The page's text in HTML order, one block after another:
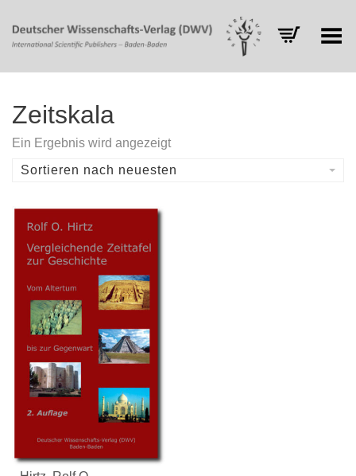
Toggle Menu
Zeitskala
Ein Ergebnis wird angezeigt
Sortieren nach neuesten